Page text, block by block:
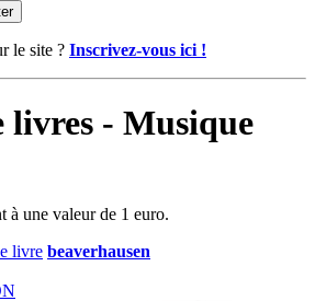
le site ? Inscrivez-vous ici !
livres - Musique
à une valeur de 1 euro.
livre beaverhausen